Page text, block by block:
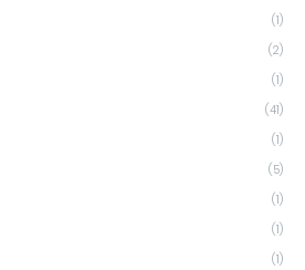
(1)
(2)
(1)
(41)
(1)
(5)
(1)
(1)
(1)